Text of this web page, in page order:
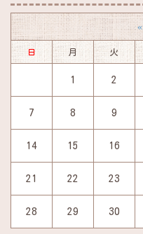
«
日 月 火
1 2
7 8 9
14 15 16
21 22 23
28 29 30